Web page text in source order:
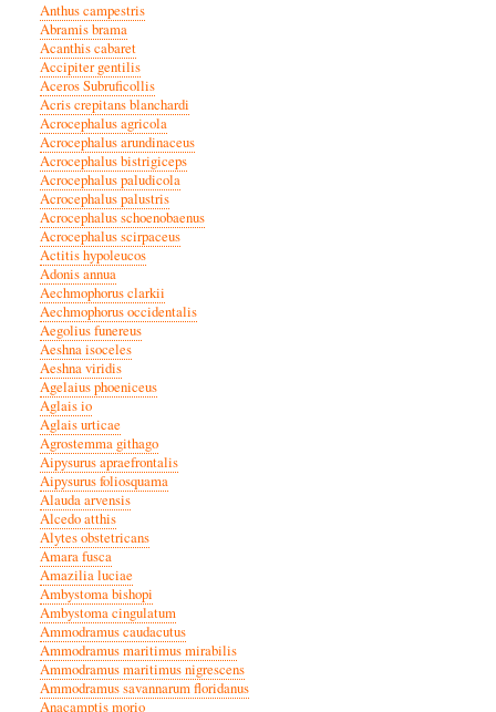
Anthus campestris
Abramis brama
Acanthis cabaret
Accipiter gentilis
Aceros Subruficollis
Acris crepitans blanchardi
Acrocephalus agricola
Acrocephalus arundinaceus
Acrocephalus bistrigiceps
Acrocephalus paludicola
Acrocephalus palustris
Acrocephalus schoenobaenus
Acrocephalus scirpaceus
Actitis hypoleucos
Adonis annua
Aechmophorus clarkii
Aechmophorus occidentalis
Aegolius funereus
Aeshna isoceles
Aeshna viridis
Agelaius phoeniceus
Aglais io
Aglais urticae
Agrostemma githago
Aipysurus apraefrontalis
Aipysurus foliosquama
Alauda arvensis
Alcedo atthis
Alytes obstetricans
Amara fusca
Amazilia luciae
Ambystoma bishopi
Ambystoma cingulatum
Ammodramus caudacutus
Ammodramus maritimus mirabilis
Ammodramus maritimus nigrescens
Ammodramus savannarum floridanus
Anacamptis morio